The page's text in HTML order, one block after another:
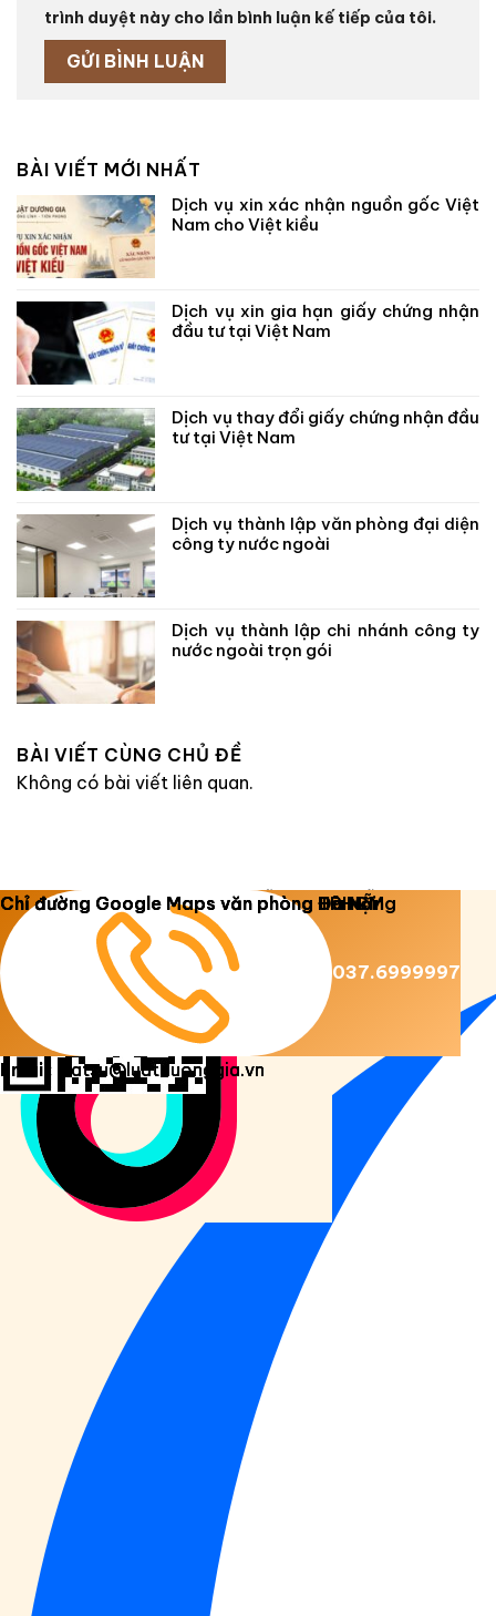
trình duyệt này cho lần bình luận kế tiếp của tôi.
BÀI VIẾT MỚI NHẤT
Dịch vụ xin xác nhận nguồn gốc Việt
Nam cho Việt kiều
Dịch vụ xin gia hạn giấy chứng nhận
đầu tư tại Việt Nam
Dịch vụ thay đổi giấy chứng nhận đầu
tư tại Việt Nam
Dịch vụ thành lập văn phòng đại diện
công ty nước ngoài
Dịch vụ thành lập chi nhánh công ty
nước ngoài trọn gói
BÀI VIẾT CÙNG CHỦ ĐỀ
Không có bài viết liên quan.
Copyright 2026 © Luật Dương Gia